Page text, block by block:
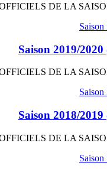
DE LA
Saison 2019/2020
DE LA
Saison 2018/2019
DE LA